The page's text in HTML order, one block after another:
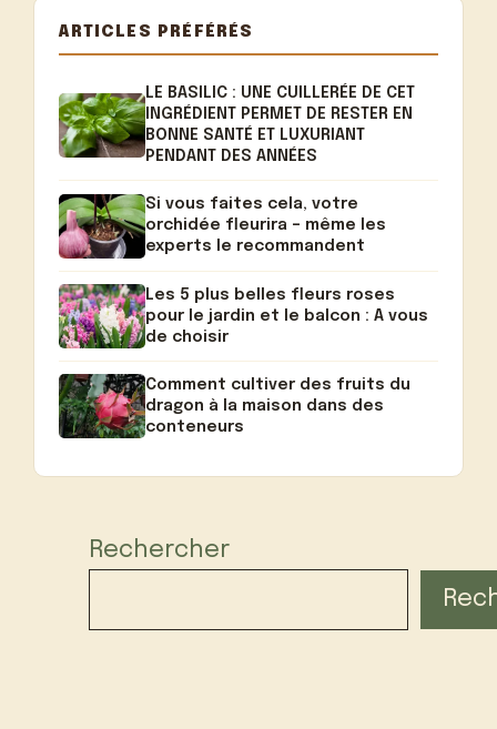
ARTICLES PRÉFÉRÉS
LE BASILIC : UNE CUILLERÉE DE CET
INGRÉDIENT PERMET DE RESTER EN
BONNE SANTÉ ET LUXURIANT
PENDANT DES ANNÉES
Si vous faites cela, votre
orchidée fleurira – même les
experts le recommandent
Les 5 plus belles fleurs roses
pour le jardin et le balcon : A vous
de choisir
Comment cultiver des fruits du
dragon à la maison dans des
conteneurs
Rechercher